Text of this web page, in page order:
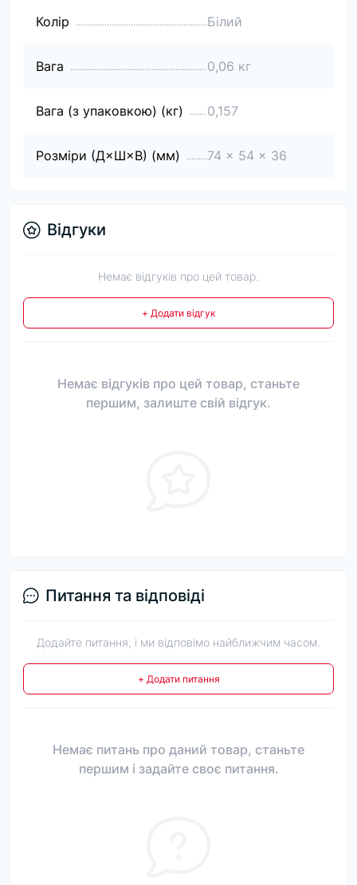
Колір Білий
Вага 0,06 кг
Вага (з упаковкою) (кг) 0,157
Розміри (Д×Ш×В) (мм) 74 x 54 x 36
Відгуки
Немає відгуків про цей товар.
+ Додати відгук
Немає відгуків про цей товар, станьте
першим, залиште свій відгук.
Питання та відповіді
Додайте питання, і ми відповімо найближчим часом.
+ Додати питання
Немає питань про даний товар, станьте
першим і задайте своє питання.